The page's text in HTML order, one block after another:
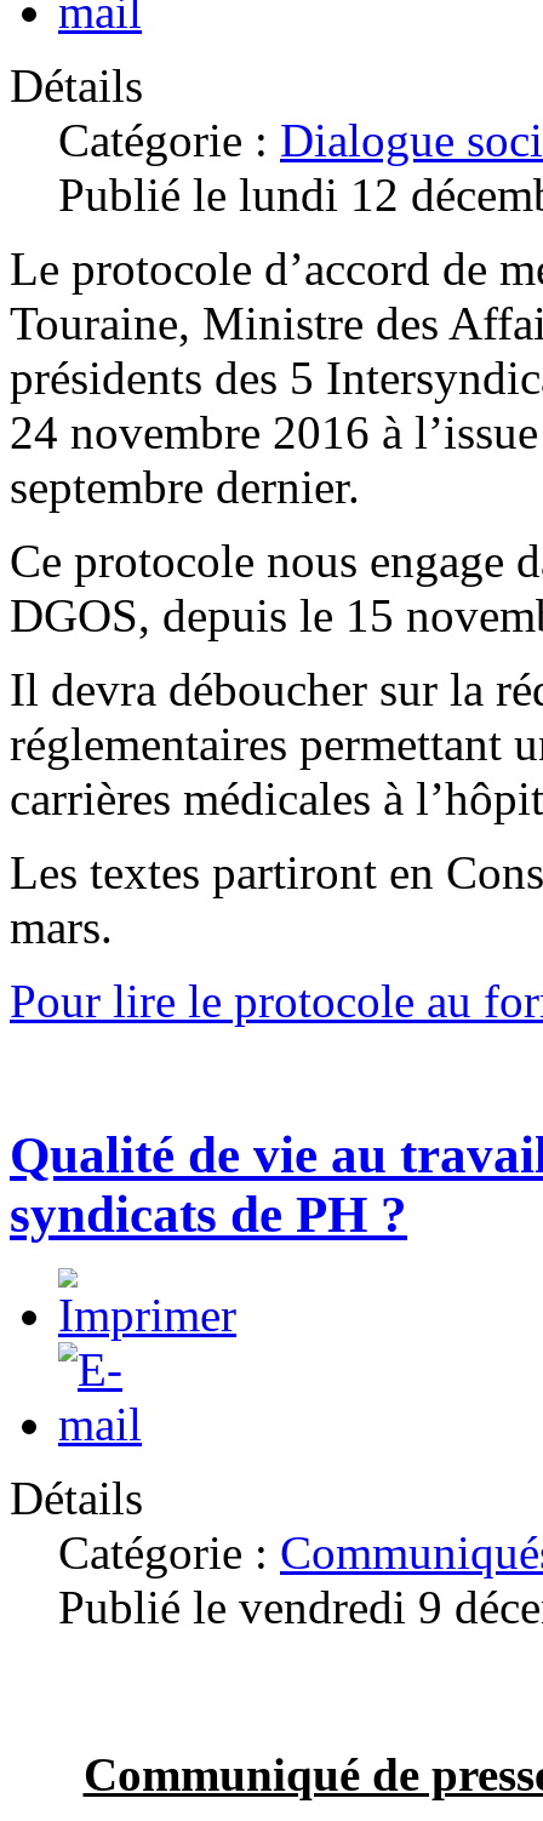
Détails
Catégorie : Dialogue
Publié le lundi 12
Le protocole d’accord de
Touraine, Ministre des
présidents des 5
24 novembre 2016 à
septembre dernier.
Ce protocole nous engage
DGOS, depuis le 15
Il devra déboucher sur la
réglementaires permettant
carrières médicales à
Les textes partiront en
mars.
Pour lire le protocole au
Qualité de vie au
syndicats de PH ?
Détails
Catégorie :
Publié le vendredi 9
Communiqué de